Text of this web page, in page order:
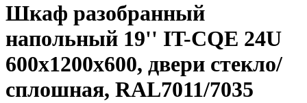
Шкаф разобранный
напольный 19'' IT-CQE 24U
600х1200х600, двери стекло/
сплошная, RAL7011/7035